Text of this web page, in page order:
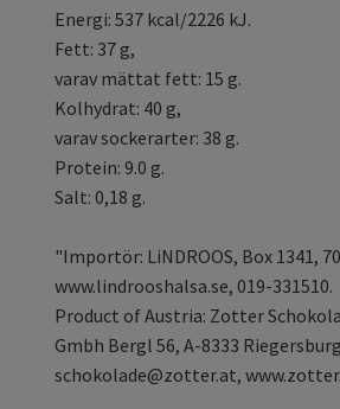
Energi: 537 kcal/2226 kJ.
Fett: 37 g,
varav mättat fett: 15 g.
Kolhydrat: 40 g,
varav sockerarter: 38 g.
Protein: 9.0 g.
Salt: 0,18 g.
"Importör: LiNDROOS, Box 1341,
www.lindrooshalsa.se, 019-331510.
Product of Austria: Zotter
Gmbh Bergl 56, A-8333 Riegersburg
schokolade@zotter.at,